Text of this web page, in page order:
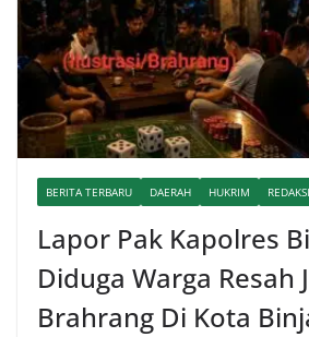
BERITA TERBARU DAERAH HUKRIM REDAKSI
Lapor Pak Kapolres
Diduga Warga Resah
Brahrang Di Kota